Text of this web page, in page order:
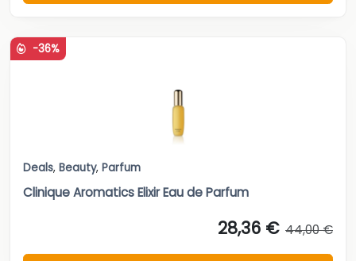
-36%
Deals, Beauty, Parfum
Clinique Aromatics Elixir Eau de Parfum
28,36 € 44,00 €